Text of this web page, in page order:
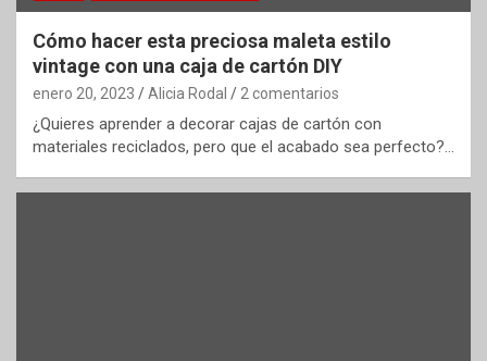
Cómo hacer esta preciosa maleta estilo
vintage con una caja de cartón DIY
enero 20, 2023 Alicia Rodal 2 comentarios
¿Quieres aprender a decorar cajas de cartón con
materiales reciclados, pero que el acabado sea perfecto?…